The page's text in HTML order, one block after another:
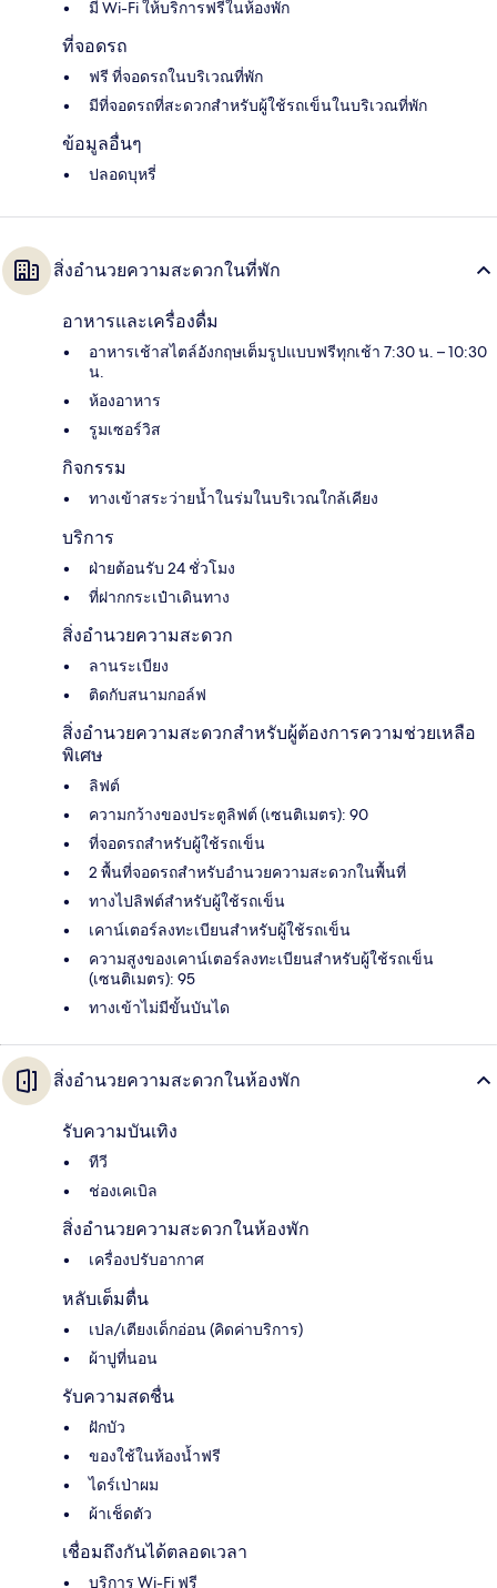
มี Wi-Fi ให้บริการฟรีในห้องพัก
ที่จอดรถ
ฟรี ที่จอดรถในบริเวณที่พัก
มีที่จอดรถที่สะดวกสำหรับผู้ใช้รถเข็นในบริเวณที่พัก
ข้อมูลอื่นๆ
ปลอดบุหรี่
สิ่งอำนวยความสะดวกในที่พัก
อาหารและเครื่องดื่ม
อาหารเช้าสไตล์อังกฤษเต็มรูปแบบฟรีทุกเช้า 7:30 น. – 10:30
น.
ห้องอาหาร
รูมเซอร์วิส
กิจกรรม
ทางเข้าสระว่ายน้ำในร่มในบริเวณใกล้เคียง
บริการ
ฝ่ายต้อนรับ 24 ชั่วโมง
ที่ฝากกระเป๋าเดินทาง
สิ่งอำนวยความสะดวก
ลานระเบียง
ติดกับสนามกอล์ฟ
สิ่งอำนวยความสะดวกสำหรับผู้ต้องการความช่วยเหลือ
พิเศษ
ลิฟต์
ความกว้างของประตูลิฟต์ (เซนติเมตร): 90
ที่จอดรถสำหรับผู้ใช้รถเข็น
2 พื้นที่จอดรถสำหรับอำนวยความสะดวกในพื้นที่
ทางไปลิฟต์สำหรับผู้ใช้รถเข็น
เคาน์เตอร์ลงทะเบียนสำหรับผู้ใช้รถเข็น
ความสูงของเคาน์เตอร์ลงทะเบียนสำหรับผู้ใช้รถเข็น
(เซนติเมตร): 95
ทางเข้าไม่มีขั้นบันได
สิ่งอำนวยความสะดวกในห้องพัก
รับความบันเทิง
ทีวี
ช่องเคเบิล
สิ่งอำนวยความสะดวกในห้องพัก
เครื่องปรับอากาศ
หลับเต็มตื่น
เปล/เตียงเด็กอ่อน (คิดค่าบริการ)
ผ้าปูที่นอน
รับความสดชื่น
ฝักบัว
ของใช้ในห้องน้ำฟรี
ไดร์เป่าผม
ผ้าเช็ดตัว
เชื่อมถึงกันได้ตลอดเวลา
บริการ Wi-Fi ฟรี